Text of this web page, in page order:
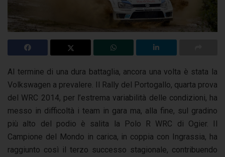
Al termine di una dura battaglia, ancora una volta è stata la
Volkswagen a prevalere. Il Rally del Portogallo, quarta prova
del WRC 2014, per l’estrema variabilità delle condizioni, ha
messo in difficoltà i team in gara ma, alla fine, sul gradino
più alto del podio è salita la Polo R WRC di Ogier. Il
Campione del Mondo in carica, in coppia con Ingrassia, ha
raggiunto così il terzo successo stagionale, contribuendo